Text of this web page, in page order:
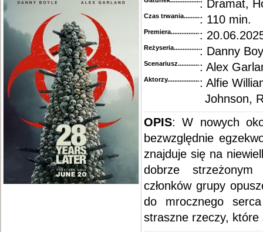
: Dramat,
Czas trwania......................................
: 110 min.
Premiera..........................................
:
Reżyseria........................................
: Danny
Scenariusz........................................
: Alex
Aktorzy...........................................
: Alfie
Johnson,
OPIS: W nowych
bezwzględnie
znajduje się na
dobrze
członków grupy
do mrocznego
straszne rzeczy, które